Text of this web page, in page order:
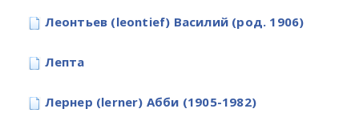
Леонтьев (leontief) Василий (род. 1906)
Лепта
Лернер (lerner) Абби (1905-1982)